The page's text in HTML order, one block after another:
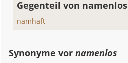
Gegenteil von namenlos
namhaft
Synonyme vornamenlos